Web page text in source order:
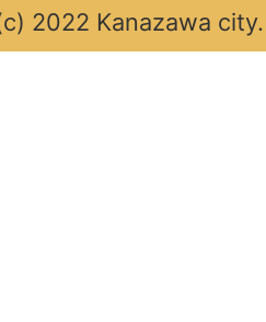
2022 Kanazawa